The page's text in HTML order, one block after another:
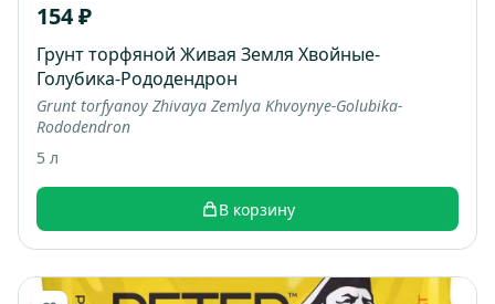
154 ₽
Грунт торфяной Живая Земля Хвойные-
Голубика-Рододендрон
Grunt torfyanoy Zhivaya Zemlya Khvoynye-Golubika-
Rododendron
5 л
В корзину